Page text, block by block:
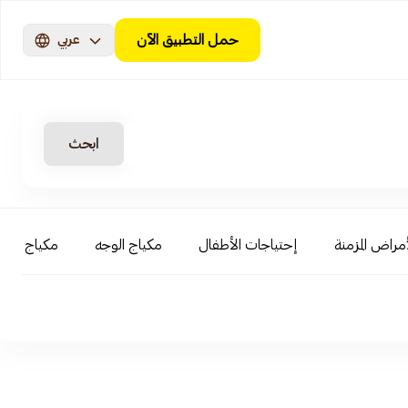
حمل التطبيق الآن عربي
ابحث
المزمنة إحتياجات الأطفال مكياج الوجه مكياج